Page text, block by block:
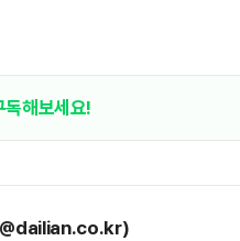
해보세요!